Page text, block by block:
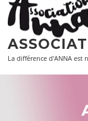
Aller
au
contenu
La différence d'ANNA est